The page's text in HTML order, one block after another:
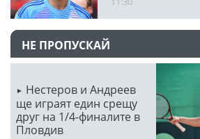
НЕ ПРОПУСКАЙ
Нестеров и Андреев
ще играят един срещу
друг на 1/4-финалите в
Пловдив